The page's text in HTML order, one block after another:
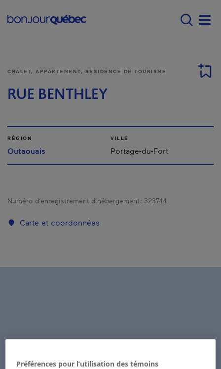
Main navigation -
CHALET, APPARTEMENT, RÉSIDENCE DE TOURISME
RUE BENTHLEY
RÉGION
Outaouais
VILLE
Portage-du-Fort
Numéro d’enregistrement d’hébergement : 323744
Carte et coordonnées
Préférences pour l’utilisation des témoins